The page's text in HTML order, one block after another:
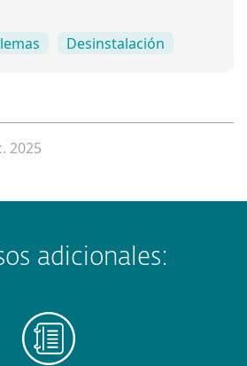
Desinstalación
2025
adicionales: